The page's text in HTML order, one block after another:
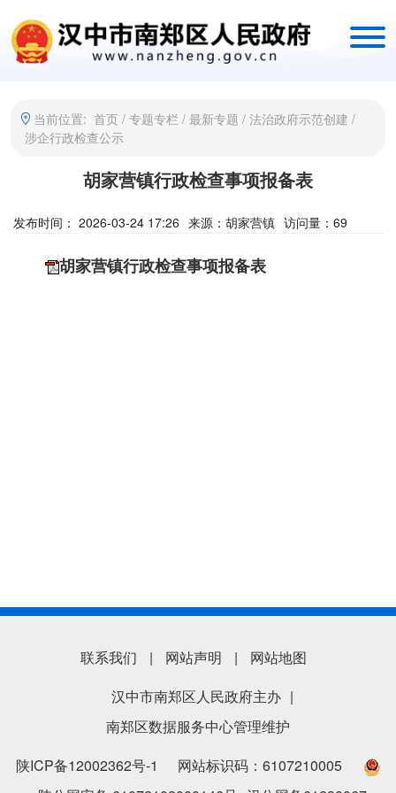
当前位置: 首页 / 专题专栏 / 最新专题 / 法治政府示范创建 /
涉企行政检查公示
胡家营镇行政检查事项报备表
发布时间： 2026-03-24 17:26 来源： 胡家营镇 访问量： 69
胡家营镇行政检查事项报备表
联系我们 | 网站声明 |
网站地图
汉中市南郑区人民政府主办 |
南郑区数据服务中心管理维护
陕ICP备12002362号-1
网站标识码：6107210005